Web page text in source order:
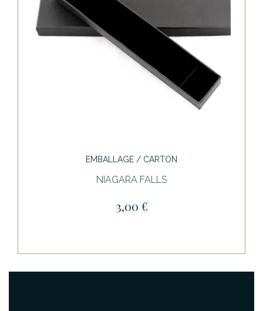
EMBALLAGE / CARTON
NIAGARA FALLS
3,00 €